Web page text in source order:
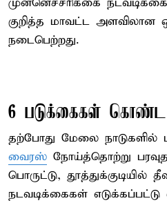
குறித்த மாவட்ட அளவிலான
நடைபெற்றது.
6 படுக்கைகள் கொண்ட
தற்போது மேலை நாடுகளில்
வைரஸ் நோய்த்தொற்று
பொருட்டு, தூத்துக்குடியில்
நடவடிக்கைகள்